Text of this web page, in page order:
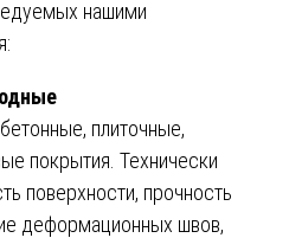
нашими
плиточные,
покрытия. Технически
поверхности, прочность
деформационных швов,